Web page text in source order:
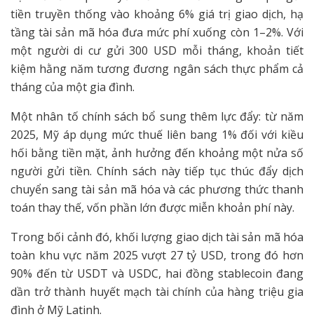
tiền truyền thống vào khoảng 6% giá trị giao dịch, hạ
tầng tài sản mã hóa đưa mức phí xuống còn 1–2%. Với
một người di cư gửi 300 USD mỗi tháng, khoản tiết
kiệm hằng năm tương đương ngân sách thực phẩm cả
tháng của một gia đình.
Một nhân tố chính sách bổ sung thêm lực đẩy: từ năm
2025, Mỹ áp dụng mức thuế liên bang 1% đối với kiều
hối bằng tiền mặt, ảnh hưởng đến khoảng một nửa số
người gửi tiền. Chính sách này tiếp tục thúc đẩy dịch
chuyển sang tài sản mã hóa và các phương thức thanh
toán thay thế, vốn phần lớn được miễn khoản phí này.
Trong bối cảnh đó, khối lượng giao dịch tài sản mã hóa
toàn khu vực năm 2025 vượt 27 tỷ USD, trong đó hơn
90% đến từ USDT và USDC, hai đồng stablecoin đang
dần trở thành huyết mạch tài chính của hàng triệu gia
đình ở Mỹ Latinh.